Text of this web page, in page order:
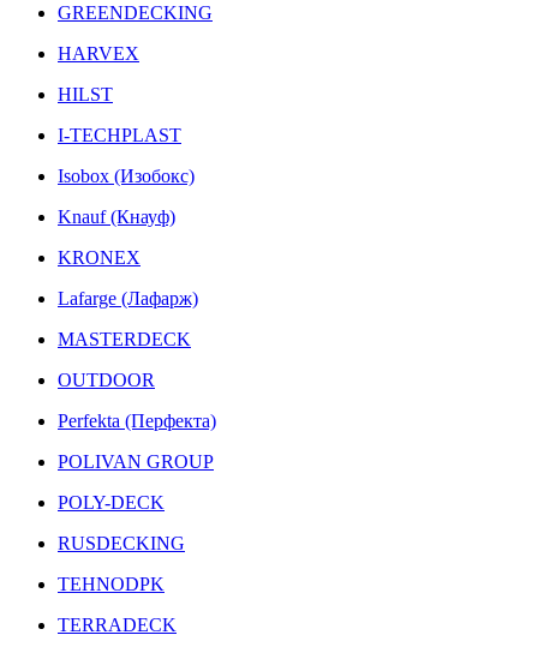
GREENDECKING
HARVEX
HILST
I-TECHPLAST
Isobox (Изобокс)
Knauf (Кнауф)
KRONEX
Lafarge (Лафарж)
MASTERDECK
OUTDOOR
Perfekta (Перфекта)
POLIVAN GROUP
POLY-DECK
RUSDECKING
TEHNODPK
TERRADECK